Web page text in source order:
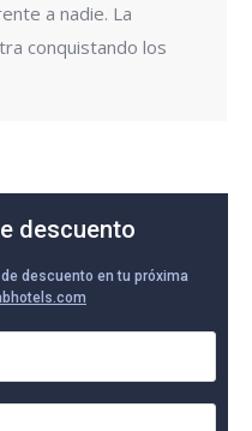
a nadie. La
conquistando los
descuento
descuento en tu próxima